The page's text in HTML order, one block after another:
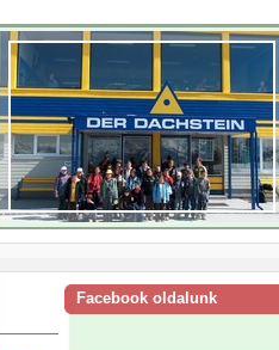
Facebook oldalunk